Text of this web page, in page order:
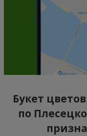
Букет
по